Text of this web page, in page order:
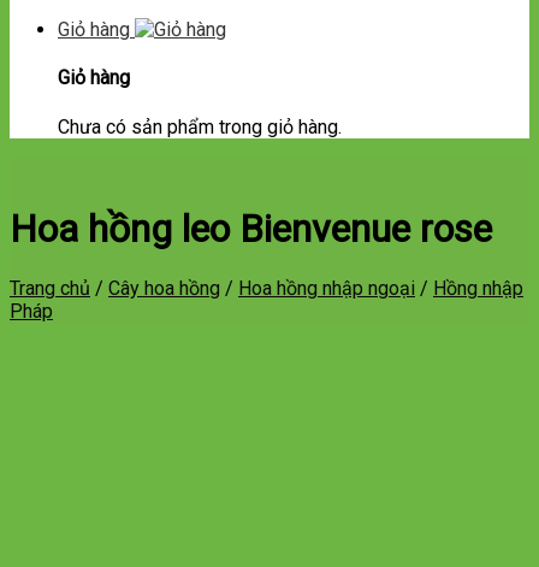
Giỏ hàng
Giỏ hàng
Chưa có sản phẩm trong giỏ hàng.
Hoa hồng leo Bienvenue rose
Trang chủ / Cây hoa hồng / Hoa hồng nhập ngoại / Hồng nhập
Pháp